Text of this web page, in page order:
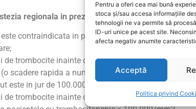
Pentru a oferi cea mai bună
stoca și/sau accesa informațiile
tehnologii ne va permite să
ID-uri unice pe acest site.
afecta negativ anumite
Acceptă
Politica privind
regionala in prezenta disfunctiilor plachetare
contraindicata in prezenta unei trombocitopenii
de trombocite inainte de manevra anestezica sau a
scadere rapida a numarului de trombocite poate
este in jur de 100.000/mm3;
de trombocite inainte de retragerea cateterului